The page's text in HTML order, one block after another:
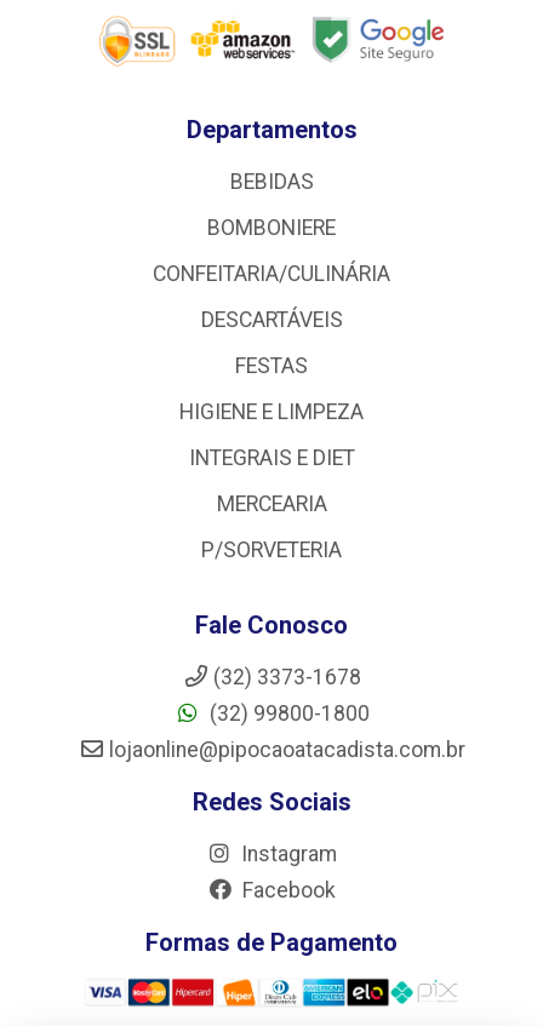
Departamentos
BEBIDAS
BOMBONIERE
CONFEITARIA/CULINÁRIA
DESCARTÁVEIS
FESTAS
HIGIENE E LIMPEZA
INTEGRAIS E DIET
MERCEARIA
P/SORVETERIA
Fale Conosco
(32) 3373-1678
(32) 99800-1800
lojaonline@pipocaoatacadista.com.br
Redes Sociais
Instagram
Facebook
Formas de Pagamento